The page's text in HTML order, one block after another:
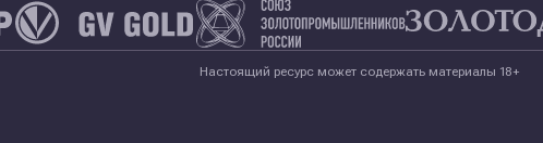
Настоящий ресурс может содержать материалы 18+